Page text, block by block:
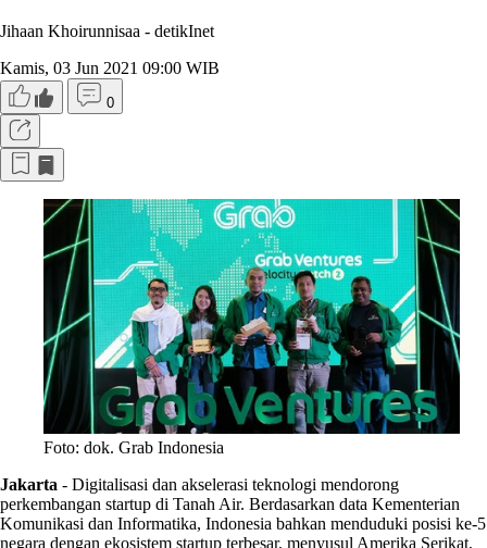
Jihaan Khoirunnisaa - detikInet
Kamis, 03 Jun 2021 09:00 WIB
0
Foto: dok. Grab Indonesia
Jakarta - Digitalisasi dan akselerasi teknologi mendorong
perkembangan startup di Tanah Air. Berdasarkan data Kementerian
Komunikasi dan Informatika, Indonesia bahkan menduduki posisi ke-5
negara dengan ekosistem startup terbesar, menyusul Amerika Serikat,